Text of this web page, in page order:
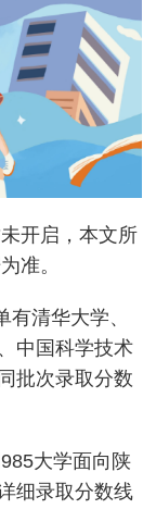
开启，本文所
准。
清华大学、
中国科学技术
批次录取分数
大学面向陕
细录取分数线